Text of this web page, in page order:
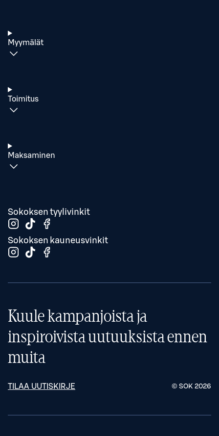
Myymälät
Toimitus
Maksaminen
Sokoksen tyylivinkit
Sokoksen kauneusvinkit
Kuule kampanjoista ja
inspiroivista uutuuksista ennen
muita
TILAA UUTISKIRJE © SOK 2026